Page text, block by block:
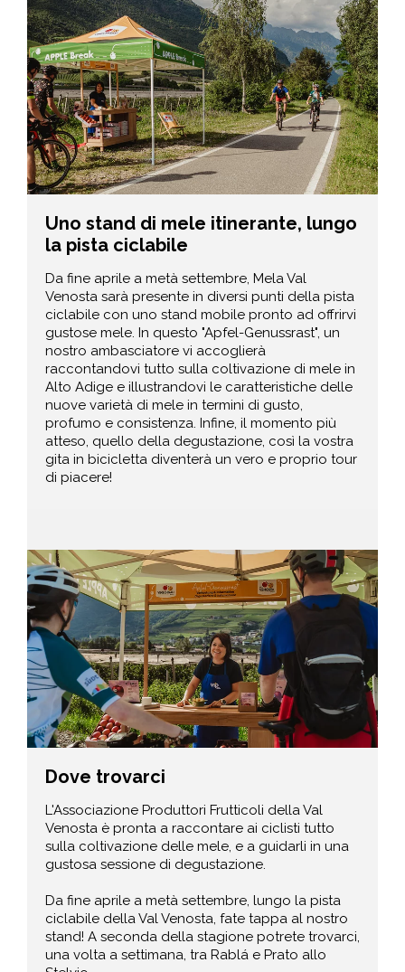
Uno stand di mele itinerante, lungo
la pista ciclabile
Da fine aprile a metà settembre, Mela Val
Venosta sarà presente in diversi punti della pista
ciclabile con uno stand mobile pronto ad offrirvi
gustose mele. In questo "Apfel-Genussrast", un
nostro ambasciatore vi accoglierà
raccontandovi tutto sulla coltivazione di mele in
Alto Adige e illustrandovi le caratteristiche delle
nuove varietà di mele in termini di gusto,
profumo e consistenza. Infine, il momento più
atteso, quello della degustazione, così la vostra
gita in bicicletta diventerà un vero e proprio tour
di piacere!
Dove trovarci
L'Associazione Produttori Frutticoli della Val
Venosta è pronta a raccontare ai ciclisti tutto
sulla coltivazione delle mele, e a guidarli in una
gustosa sessione di degustazione.
Da fine aprile a metà settembre, lungo la pista
ciclabile della Val Venosta, fate tappa al nostro
stand! A seconda della stagione potrete trovarci,
una volta a settimana, tra Rablá e Prato allo